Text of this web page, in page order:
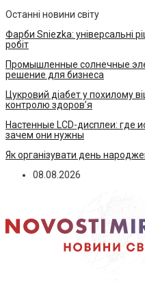
Останні новини світу
Фарби Sniezka: універсальні
робіт
Промышленные солнечные
решение для бизнеса
Цукровий діабет у похилому
контролю здоров’я
Настенные LCD-дисплеи: где
зачем они нужны
Як організувати день
08.08.2026